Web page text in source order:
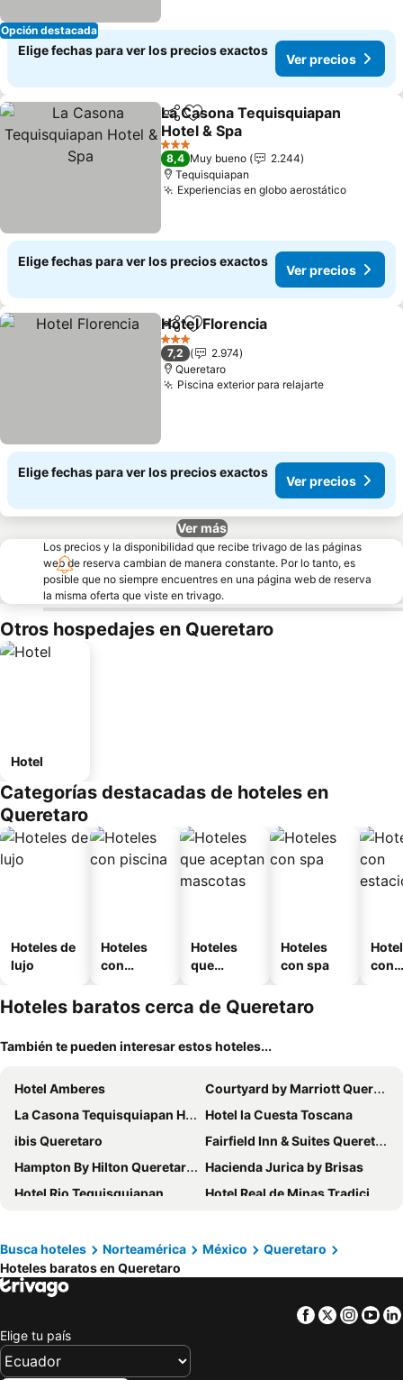
Opción destacada
Elige fechas para ver los precios exactos
Ver precios
CompartirAgregar a favoritos
La Casona Tequisquiapan
Hotel & Spa
3 Estrellas
8,4 Muy bueno
2.244
Tequisquiapan
Experiencias en globo aerostático
Elige fechas para ver los precios exactos
Ver precios
CompartirAgregar a favoritos
Hotel Florencia
3 Estrellas
7,2
2.974
Queretaro
Piscina exterior para relajarte
Elige fechas para ver los precios exactos
Ver precios
Ver más
Los precios y la disponibilidad que recibe trivago de las páginas
web de reserva cambian de manera constante. Por lo tanto, es
posible que no siempre encuentres en una página web de reserva
la misma oferta que viste en trivago.
Otros hospedajes en Queretaro
Hotel
Categorías destacadas de hoteles en
Queretaro
Hoteles de
lujo
Hoteles
con
Hoteles
que
mascotas
Hoteles
con spa
con
Hoteles baratos cerca de Queretaro
También te pueden interesar estos hoteles...
Hotel Amberes
Courtyard by Marriott Queretaro
La Casona Tequisquiapan Hotel & Spa
Hotel la Cuesta Toscana
ibis Queretaro
Fairfield Inn & Suites Queretaro Juriquilla
Hampton By Hilton Queretaro Juriquilla
Hacienda Jurica by Brisas
Hotel Rio Tequisquiapan
Hotel Real de Minas Tradicional
Mision Grand Juriquilla
Plaza Camelinas Hotel
Hotel Flamingo Inn
Villa Florencia
Mision Express San Juan del Río
NH Queretaro
Hotel de Piedra
Busca hoteles Norteamérica México
Queretaro
Hoteles baratos en Queretaro
Facebook
Twitter
Elige tu país